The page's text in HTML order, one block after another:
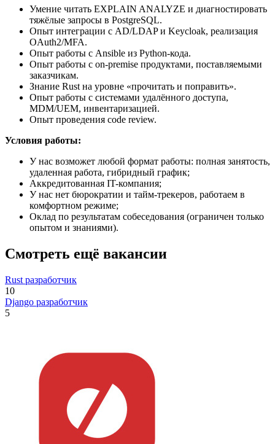
Умение читать EXPLAIN ANALYZE и диагностировать
тяжёлые запросы в PostgreSQL.
Опыт интеграции с AD/LDAP и Keycloak, реализация
OAuth2/MFA.
Опыт работы с Ansible из Python-кода.
Опыт работы с on-premise продуктами, поставляемыми
заказчикам.
Знание Rust на уровне «прочитать и поправить».
Опыт работы с системами удалённого доступа,
MDM/UEM, инвентаризацией.
Опыт проведения code review.
Условия работы:
У нас возможет любой формат работы: полная занятость,
удаленная работа, гибридный график;
Аккредитованная IT-компания;
У нас нет бюрократии и тайм-трекеров, работаем в
комфортном режиме;
Оклад по результатам собеседования (ограничен только
опытом и знаниями).
Смотреть ещё вакансии
Rust разработчик
10
Django разработчик
5